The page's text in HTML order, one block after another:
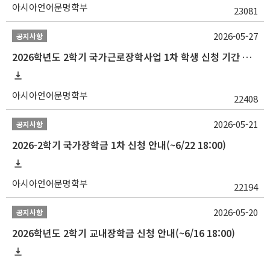
아시아언어문명학부 23081
공지사항
2026학년도 2학기 국가근로장학사업 1차 학생 신청 기간 안내
아시아언어문명학부 22408
2026-05-27
공지사항
2026-2학기 국가장학금 1차 신청 안내(~6/22 18:00)
아시아언어문명학부 22194
2026-05-21
공지사항
2026학년도 2학기 교내장학금 신청 안내(~6/16 18:00)
2026-05-20